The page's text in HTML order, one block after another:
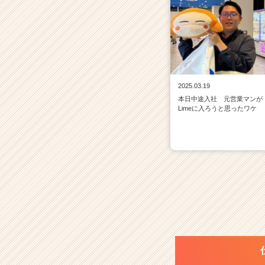
2025.03.19
本日中途入社 元営業マンが
Limeに入ろうと思ったワケ